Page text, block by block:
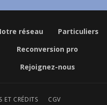
réseau
Particuliers
Reconversion pro
Rejoignez-nous
ET CRÉDITS CGV